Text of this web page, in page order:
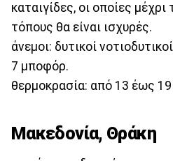
καταιγίδες, οι οποίες
τόπους θα είναι ισχυρές.
άνεμοι: δυτικοί
7 μποφόρ.
θερμοκρασία: από 13 έως
Μακεδονία, Θράκη